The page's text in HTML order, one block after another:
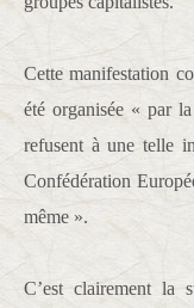
Cette manifestation
été organisée « par
refusent à une telle
Confédération
même ».
C’est clairement la